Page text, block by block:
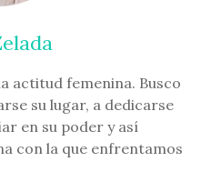
actitud femenina. Busco
su lugar, a dedicarse
en su poder y así
con la que enfrentamos